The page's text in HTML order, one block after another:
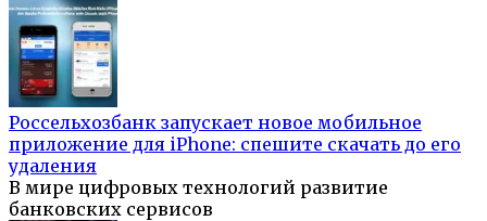
Россельхозбанк запускает новое мобильное
приложение для iPhone: спешите скачать до его
удаления
В мире цифровых технологий развитие
банковских сервисов